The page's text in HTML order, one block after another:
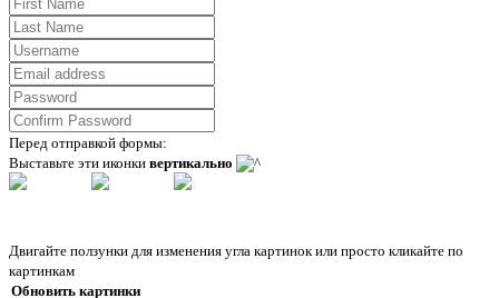
Перед отправкой формы:
Выставьте эти иконки вертикально
Двигайте ползунки для изменения угла картинок или просто кликайте по
картинкам
Обновить картинки